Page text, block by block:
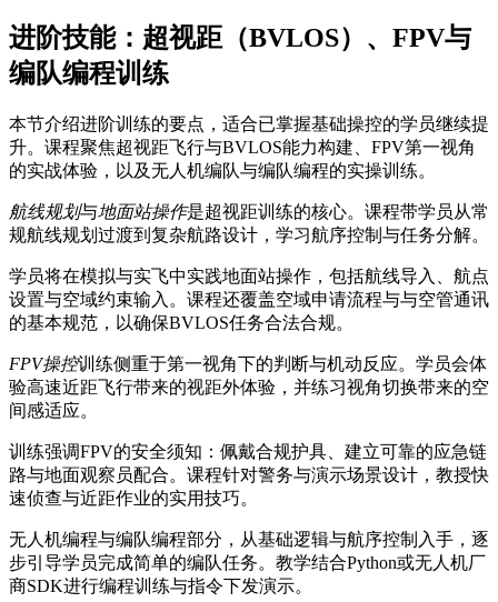
进阶技能：超视距（BVLOS）、FPV与
编队编程训练
本节介绍进阶训练的要点，适合已掌握基础操控的学员继续提
升。课程聚焦超视距飞行与BVLOS能力构建、FPV第一视角
的实战体验，以及无人机编队与编队编程的实操训练。
航线规划与地面站操作是超视距训练的核心。课程带学员从常
规航线规划过渡到复杂航路设计，学习航序控制与任务分解。
学员将在模拟与实飞中实践地面站操作，包括航线导入、航点
设置与空域约束输入。课程还覆盖空域申请流程与与空管通讯
的基本规范，以确保BVLOS任务合法合规。
FPV操控训练侧重于第一视角下的判断与机动反应。学员会体
验高速近距飞行带来的视距外体验，并练习视角切换带来的空
间感适应。
训练强调FPV的安全须知：佩戴合规护具、建立可靠的应急链
路与地面观察员配合。课程针对警务与演示场景设计，教授快
速侦查与近距作业的实用技巧。
无人机编程与编队编程部分，从基础逻辑与航序控制入手，逐
步引导学员完成简单的编队任务。教学结合Python或无人机厂
商SDK进行编程训练与指令下发演示。